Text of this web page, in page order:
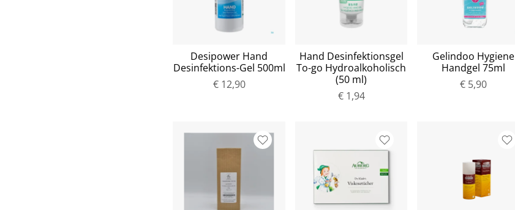
Desipower Hand
Desinfektions-Gel 500ml
€ 12,90
Hand Desinfektionsgel
To-go Hydroalkoholisch
(50 ml)
€ 1,94
Gelindoo Hygiene
Handgel 75ml
€ 5,90